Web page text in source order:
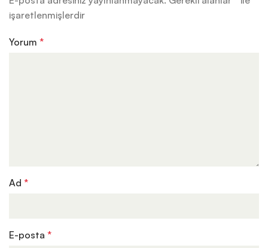
işaretlenmişlerdir
Yorum *
Ad *
E-posta *